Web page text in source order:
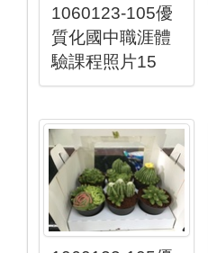
1060123-105優
質化國中職涯體
驗課程照片15